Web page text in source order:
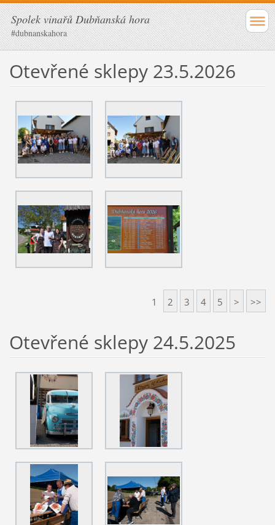
Spolek vinařů Dubňanská hora
#dubnanskahora
Otevřené sklepy 23.5.2026
1 2 3 4 5 > >>
Otevřené sklepy 24.5.2025